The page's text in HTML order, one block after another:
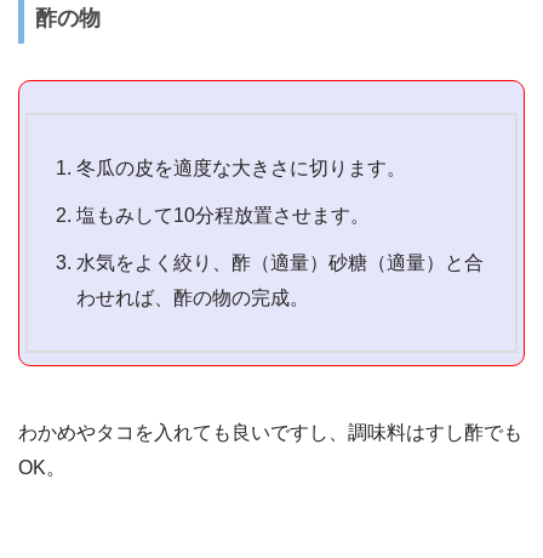
酢の物
冬瓜の皮を適度な大きさに切ります。
塩もみして10分程放置させます。
水気をよく絞り、酢（適量）砂糖（適量）と合
わせれば、酢の物の完成。
わかめやタコを入れても良いですし、調味料はすし酢でも
OK。